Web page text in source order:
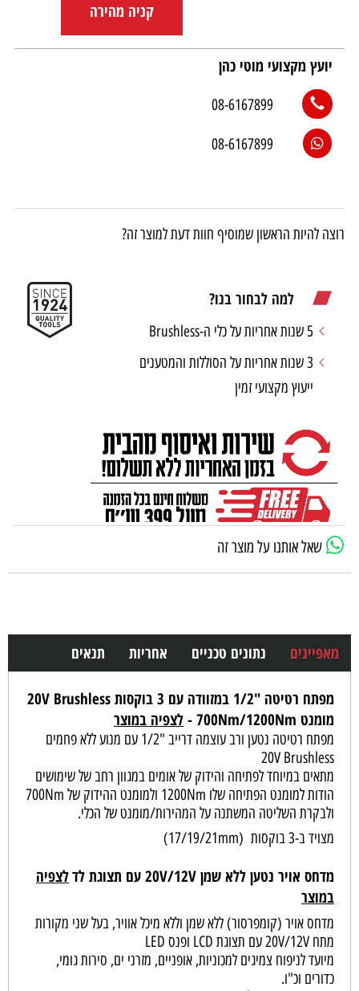
קניה מהירה
יועץ מקצועי מוטי כהן
08-6167899
08-6167899
רוצה להיות הראשון שמוסיף חוות דעת למוצר זה?
למה לבחור בנו?
5 שנות אחריות על כלי ה-Brushless
3 שנות אחריות על הסוללות והמטענים
ייעוץ מקצועי זמין
שאל אותנו על מוצר זה
מאפיינים נתונים טכניים אחריות תנאים
מפתח רטיטה "1/2 במזוודה עם 3 בוקסות 20V Brushless
מומנט 700Nm/1200Nm -
לצפיה במוצר
מפתח רטיטה נטען ורב עוצמה דרייב "1/2 עם מנוע ללא פחמים
20V Brushless
מתאים במיוחד לפתיחה והידוק של אומים במגוון רחב של שימושים
הודות למומנט הפתיחה שלו 1200Nm ולמומנט ההידוק של 700Nm
ולבקרת השליטה המשתנה על המהירות/מומנט של הכלי.
מצויד ב-3 בוקסות (17/19/21mm)
מדחס אויר נטען ללא שמן 20V/12V עם תצוגת לד
לצפיה
במוצר
מדחס אויר (קומפרסור) ללא שמן וללא מיכל אוויר, בעל שני מקורות
מתח 20V/12V עם תצוגת LCD ופנס LED
מיועד לניפוח צמיגים למכוניות, אופניים, מזרני ים, סירות גומי,
כדורים וכ"ו.